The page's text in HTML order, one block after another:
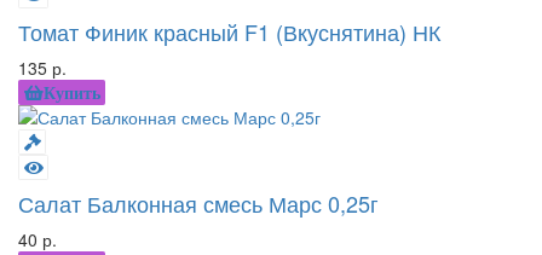
Томат Финик красный F1 (Вкуснятина) НК
135 р.
Купить
Салат Балконная смесь Марс 0,25г
40 р.